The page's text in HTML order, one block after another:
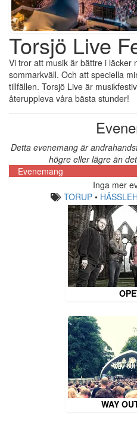
Torsjö Live
Vi tror att musik är bättre i läcker
sommarkväll. Och att speciella
tillfällen. Torsjö Live är
återuppleva våra bästa stunder!
Detta evenemang är
högre eller lägre än
Evenemang
Inga mer
TORUP •
WAY